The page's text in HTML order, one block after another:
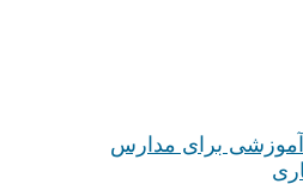
آموزشی برای مدارس